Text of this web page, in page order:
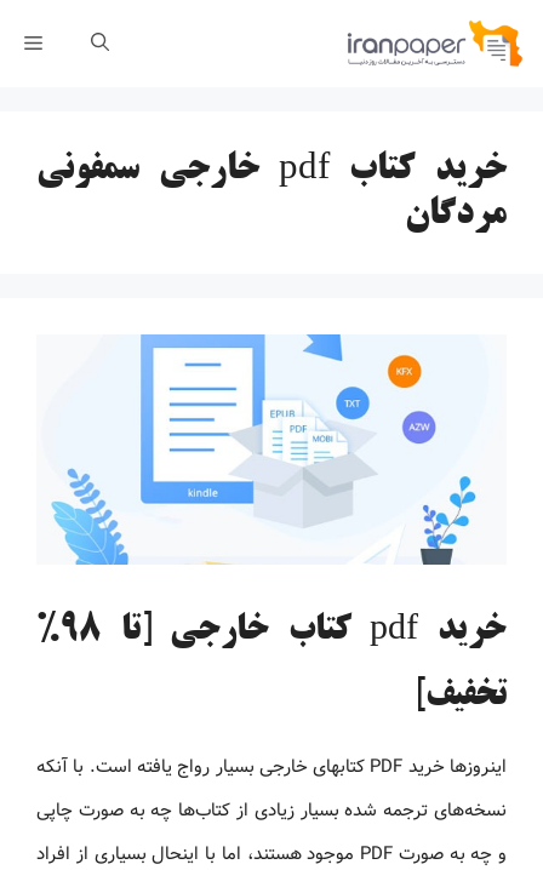
پرش
خرید کتاب pdf خارجی سمفونی
مردگان
خرید pdf کتاب خارجی [تا 98%
تخفیف]
اینروزها خرید PDF کتاب‎های خارجی بسیار رواج یافته است. با آنکه
نسخه‌های ترجمه شده بسیار زیادی از کتاب‌ها چه به صورت چاپی
و چه به صورت PDF موجود هستند، اما با اینحال بسیاری از افراد